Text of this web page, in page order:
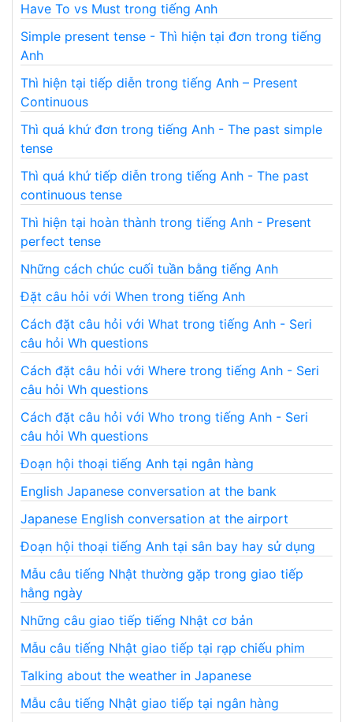
Have To vs Must trong tiếng Anh
Simple present tense - Thì hiện tại đơn trong tiếng
Anh
Thì hiện tại tiếp diễn trong tiếng Anh – Present
Continuous
Thì quá khứ đơn trong tiếng Anh - The past simple
tense
Thì quá khứ tiếp diễn trong tiếng Anh - The past
continuous tense
Thì hiện tại hoàn thành trong tiếng Anh - Present
perfect tense
Những cách chúc cuối tuần bằng tiếng Anh
Đặt câu hỏi với When trong tiếng Anh
Cách đặt câu hỏi với What trong tiếng Anh - Seri
câu hỏi Wh questions
Cách đặt câu hỏi với Where trong tiếng Anh - Seri
câu hỏi Wh questions
Cách đặt câu hỏi với Who trong tiếng Anh - Seri
câu hỏi Wh questions
Đoạn hội thoại tiếng Anh tại ngân hàng
English Japanese conversation at the bank
Japanese English conversation at the airport
Đoạn hội thoại tiếng Anh tại sân bay hay sử dụng
Mẫu câu tiếng Nhật thường gặp trong giao tiếp
hằng ngày
Những câu giao tiếp tiếng Nhật cơ bản
Mẫu câu tiếng Nhật giao tiếp tại rạp chiếu phim
Talking about the weather in Japanese
Mẫu câu tiếng Nhật giao tiếp tại ngân hàng